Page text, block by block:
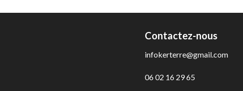
Contactez-nous
infokerterre@gmail.com
06 02 16 29 65